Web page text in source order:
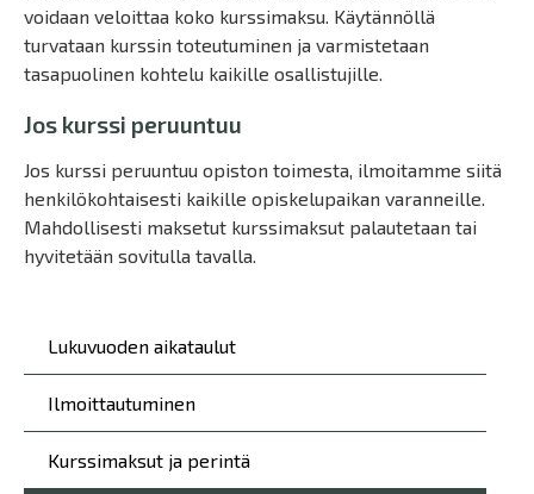
Päävalikko
Lukuvuoden aikataulut
Ilmoittautuminen
Kurssimaksut ja perintä
voidaan veloittaa koko kurssimaksu. Käytännöllä
turvataan kurssin toteutuminen ja varmistetaan
tasapuolinen kohtelu kaikille osallistujille.
Jos kurssi peruuntuu
Jos kurssi peruuntuu opiston toimesta, ilmoitamme siitä
henkilökohtaisesti kaikille opiskelupaikan varanneille.
Mahdollisesti maksetut kurssimaksut palautetaan tai
hyvitetään sovitulla tavalla.